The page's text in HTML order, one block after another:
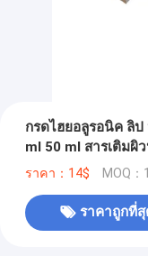
กรดไฮยอลูรอนิค ลิ
ml 50 ml สารเติมผิ
ราคา：14$ MOQ：1
ราคาถูกที่